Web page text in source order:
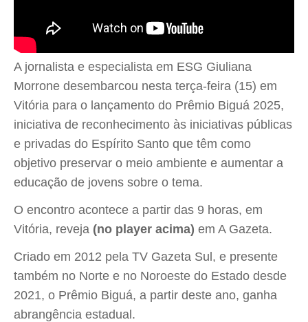
A jornalista e especialista em ESG Giuliana
Morrone desembarcou nesta terça-feira (15) em
Vitória para o lançamento do Prêmio Biguá 2025,
iniciativa de reconhecimento às iniciativas públicas
e privadas do Espírito Santo que têm como
objetivo preservar o meio ambiente e aumentar a
educação de jovens sobre o tema.
O encontro acontece a partir das 9 horas, em
Vitória, reveja (no player acima) em A Gazeta.
Criado em 2012 pela TV Gazeta Sul, e presente
também no Norte e no Noroeste do Estado desde
2021, o Prêmio Biguá, a partir deste ano, ganha
abrangência estadual.